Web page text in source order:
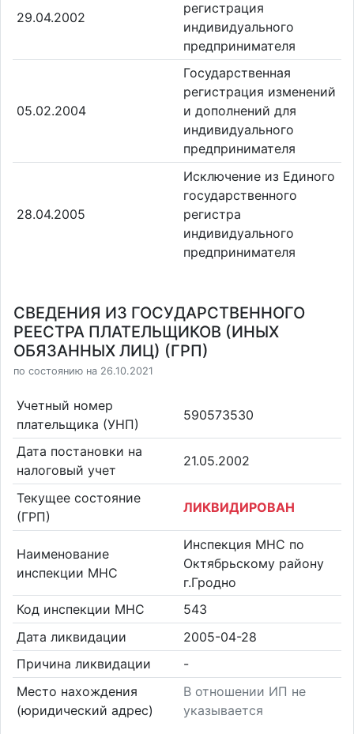
29.04.2002
регистрация
индивидуального
предпринимателя
05.02.2004
Государственная
регистрация изменений
и дополнений для
индивидуального
предпринимателя
28.04.2005
Исключение из Единого
государственного
регистра
индивидуального
предпринимателя
СВЕДЕНИЯ ИЗ ГОСУДАРСТВЕННОГО
РЕЕСТРА ПЛАТЕЛЬЩИКОВ (ИНЫХ
ОБЯЗАННЫХ ЛИЦ) (ГРП)
по состоянию на 26.10.2021
Учетный номер
плательщика (УНП)
590573530
Дата постановки на
налоговый учет
21.05.2002
Текущее состояние
(ГРП)
ЛИКВИДИРОВАН
Наименование
инспекции МНС
Инспекция МНС по
Октябрьскому району
г.Гродно
Код инспекции МНС
543
Дата ликвидации
2005-04-28
Причина ликвидации
-
Место нахождения
(юридический адрес)
В отношении ИП не
указывается